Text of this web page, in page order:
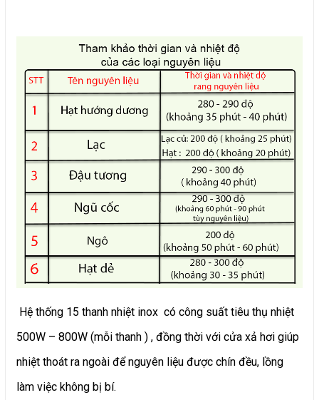
Hệ thống 15 thanh nhiệt inox có công suất tiêu thụ nhiệt
500W – 800W (mỗi thanh ) , đồng thời với cửa xả hơi giúp
nhiệt thoát ra ngoài để nguyên liệu được chín đều, lồng
làm việc không bị bí.